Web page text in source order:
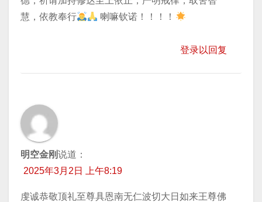
慧，依教奉行
喇嘛钦诺！！！！
登录以回复
明空金刚说道：
2025年3月2日 上午8:19
虔诚恭敬顶礼至尊具恩南无仁波切大日如来王尊佛